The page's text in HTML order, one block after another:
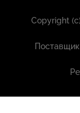
Copyright